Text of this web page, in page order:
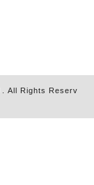
. All Rights Reserv